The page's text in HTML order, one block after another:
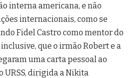
interna americana, e não
internacionais, como se
Fidel Castro como mentor do
que o irmão Robert e a
uma carta pessoal ao
URSS, dirigida a Nikita